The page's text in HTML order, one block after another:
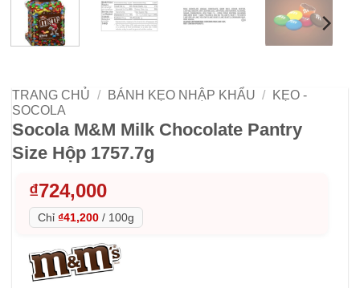
TRANG CHỦ / BÁNH KẸO NHẬP KHẨU /
KẸO -
SOCOLA
Socola M&M Milk Chocolate Pantry
Size Hộp 1757.7g
₫724,000
Chỉ ₫41,200 / 100g